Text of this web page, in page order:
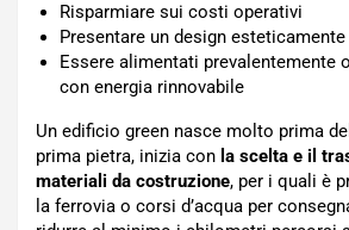
Risparmiare sui costi operativi
Presentare un design
Essere alimentati prevalentemente
con energia rinnovabile
Un edificio green nasce molto prima
prima pietra, inizia con la scelta e il
materiali da costruzione, per i quali è
la ferrovia o corsi d’acqua per